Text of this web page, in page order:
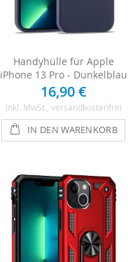
Handyhülle für Apple
iPhone 13 Pro - Dunkelblau
16,90 €
Inkl. MwSt. , versandkostenfrei
IN DEN WARENKORB